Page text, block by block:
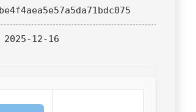
2025-12-16